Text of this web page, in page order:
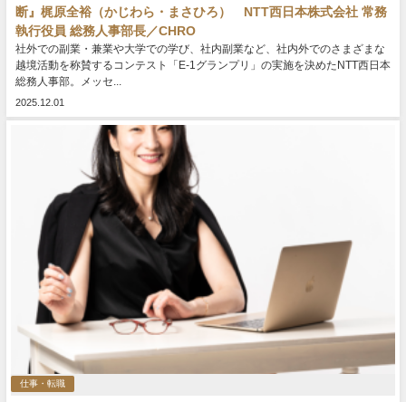
断』梶原全裕（かじわら・まさひろ） NTT西日本株式会社 常務
執行役員 総務人事部長／CHRO
社外での副業・兼業や大学での学び、社内副業など、社内外でのさまざまな
越境活動を称賛するコンテスト「E-1グランプリ」の実施を決めたNTT西日本
総務人事部。メッセ...
2025.12.01
仕事・転職